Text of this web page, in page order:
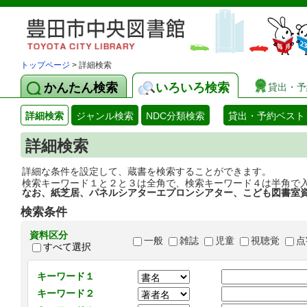
トップページ > 詳細検索
かんたん検索 いろいろ検索 貸出・
詳細検索 ジャンル検索 NDC分類検索 貸出・予約ベスト
詳細検索
詳細な条件を設定して、蔵書を検索することができます。
検索キーワード１と２と３は全角で、検索キーワード４は半角で
なお、紙芝居、パネルシアターエプロンシアター、こども図書室
検索条件
資料区分
すべて選択
一般 雑誌 児童 視聴覚
キーワード１
キーワード２